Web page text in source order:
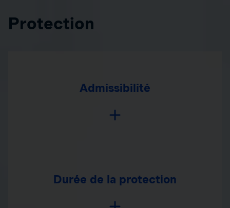
Protection
Admissibilité
Durée de la protection